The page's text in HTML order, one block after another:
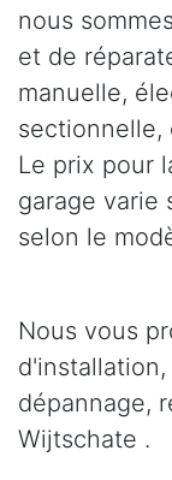
nous
et de
manuelle,
sectionnelle,
Le prix pour
garage varie
selon le
Nous vous
dépannage,
Wijtschate .